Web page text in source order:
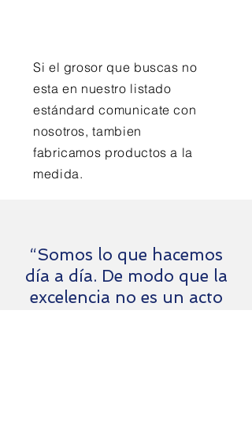
Si el grosor que buscas no
esta en nuestro listado
estándard comunicate con
nosotros, tambien
fabricamos productos a la
medida.
“Somos lo que hacemos
día a día. De modo que la
excelencia no es un acto